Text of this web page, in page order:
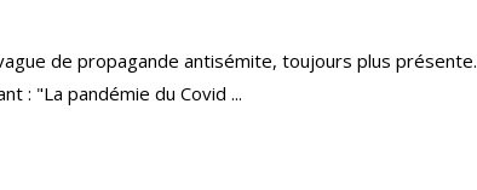
de propagande antisémite, toujours plus présente.
: "La pandémie du Covid